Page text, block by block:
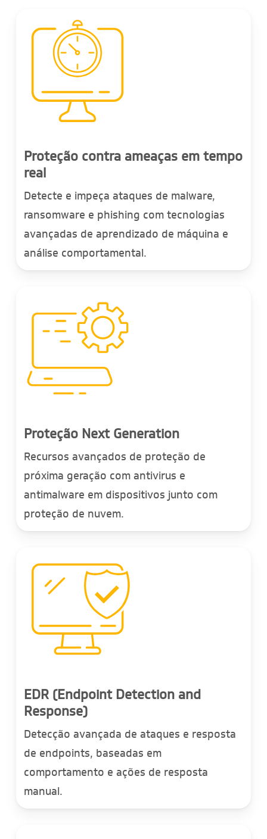
Proteção contra ameaças em tempo
real
Detecte e impeça ataques de malware,
ransomware e phishing com tecnologias
avançadas de aprendizado de máquina e
análise comportamental.
Proteção Next Generation
Recursos avançados de proteção de
próxima geração com antivirus e
antimalware em dispositivos junto com
proteção de nuvem.
EDR (Endpoint Detection and
Response)
Detecção avançada de ataques e resposta
de endpoints, baseadas em
comportamento e ações de resposta
manual.